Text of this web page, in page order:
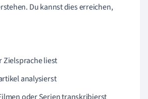
Du kannst dies erreichen,
Zielsprache liest
analysierst
oder Serien transkribierst